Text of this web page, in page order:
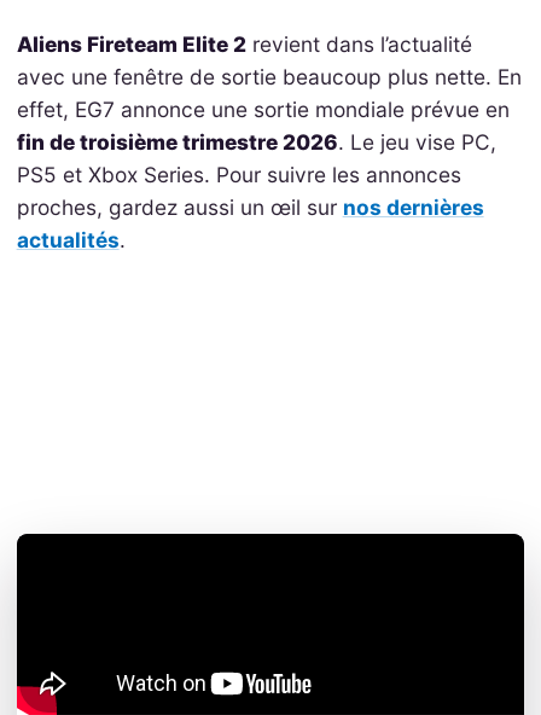
Aliens Fireteam Elite 2revient dans l’actualité
avec une fenêtre de sortie beaucoup plus nette. En
effet, EG7 annonce une sortie mondiale prévue en
fin de troisième trimestre 2026. Le jeu vise PC,
PS5 et Xbox Series. Pour suivre les annonces
proches, gardez aussi un œil sur nos dernières
actualités.